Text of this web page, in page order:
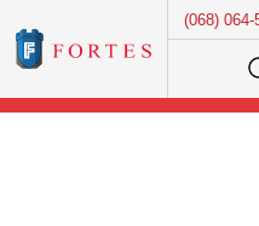
(068) 064-
Розумний пошук...